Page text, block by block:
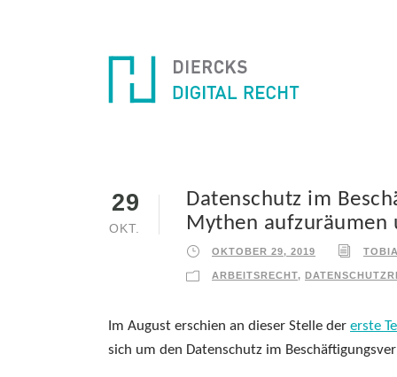
29
OKT.
Datenschutz im
Mythen aufzuräumen
OKTOBER 29, 2019
ARBEITSRECHT,
Im August erschien an dieser Stelle der erste
sich um den Datenschutz im